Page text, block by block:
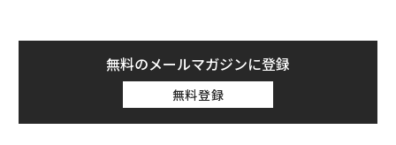
無料のメールマガジンに登録
無料登録